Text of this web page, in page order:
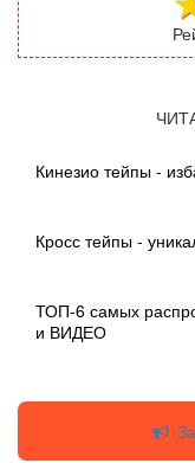
Кинезио тейпы -
Кросс тейпы -
ТОП-6 самых
и ВИДЕО